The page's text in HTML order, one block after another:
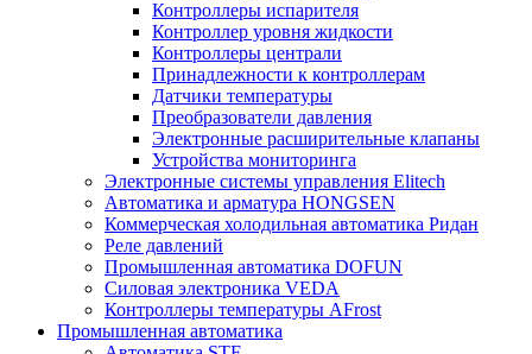
Контроллеры испарителя
Контроллер уровня жидкости
Контроллеры централи
Принадлежности к контроллерам
Датчики температуры
Преобразователи давления
Электронные расширительные клапаны
Устройства мониторинга
Электронные системы управления Elitech
Автоматика и арматура HONGSEN
Коммерческая холодильная автоматика Ридан
Реле давлений
Промышленная автоматика DOFUN
Силовая электроника VEDA
Контроллеры температуры AFrost
Промышленная автоматика